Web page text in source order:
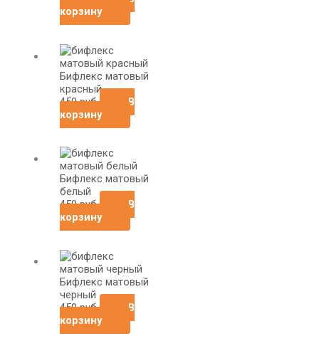
корзину
Бифлекс матовый
красный
450руб
В
корзину
Бифлекс матовый
белый
450руб
В
корзину
Бифлекс матовый
черный
450руб
В
корзину